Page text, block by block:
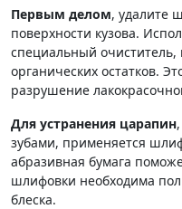
Первым делом, удалите
поверхности кузова.
специальный
органических остатков.
разрушение
Для устранения царапин
зубами, применяется
абразивная бумага
шлифовки необходима
блеска.